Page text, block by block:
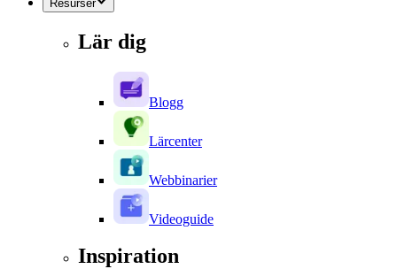
Resurser
Lär dig
Blogg
Lärcenter
Webbinarier
Videoguide
Inspiration